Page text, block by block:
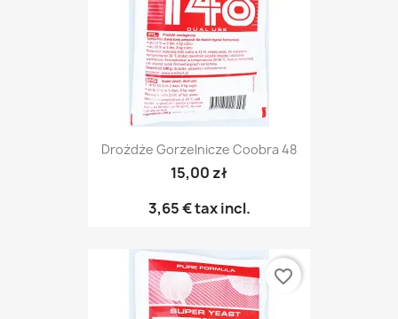
Drożdże Gorzelnicze Coobra 48
15,00 zł
3,65 €tax incl.
favorite_border